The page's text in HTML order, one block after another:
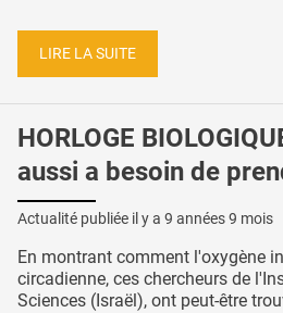
LIRE LA SUITE
HORLOGE
aussi a besoin de
Actualité publiée il y a 9 années 9 mois
En montrant comment l'oxygène
circadienne, ces chercheurs de
Sciences (Israël), ont peut-être